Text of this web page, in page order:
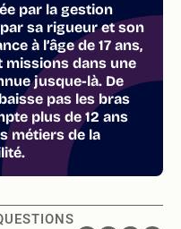
par la gestion
sa rigueur et son
à l’âge de 17 ans,
missions dans une
jusque-là. De
pas les bras
plus de 12 ans
métiers de la